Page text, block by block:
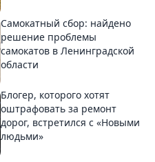
Самокатный сбор: найдено
решение проблемы
самокатов в Ленинградской
области
Блогер, которого хотят
оштрафовать за ремонт
дорог, встретился с «Новыми
людьми»